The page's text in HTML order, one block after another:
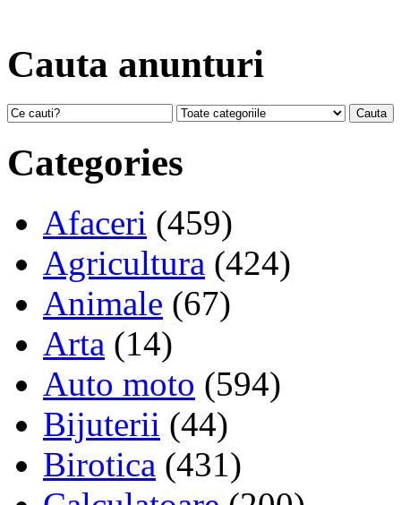
Cauta anunturi
Categories
Afaceri (459)
Agricultura (424)
Animale (67)
Arta (14)
Auto moto (594)
Bijuterii (44)
Birotica (431)